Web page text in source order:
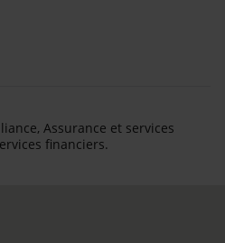
Assurance et services
financiers.